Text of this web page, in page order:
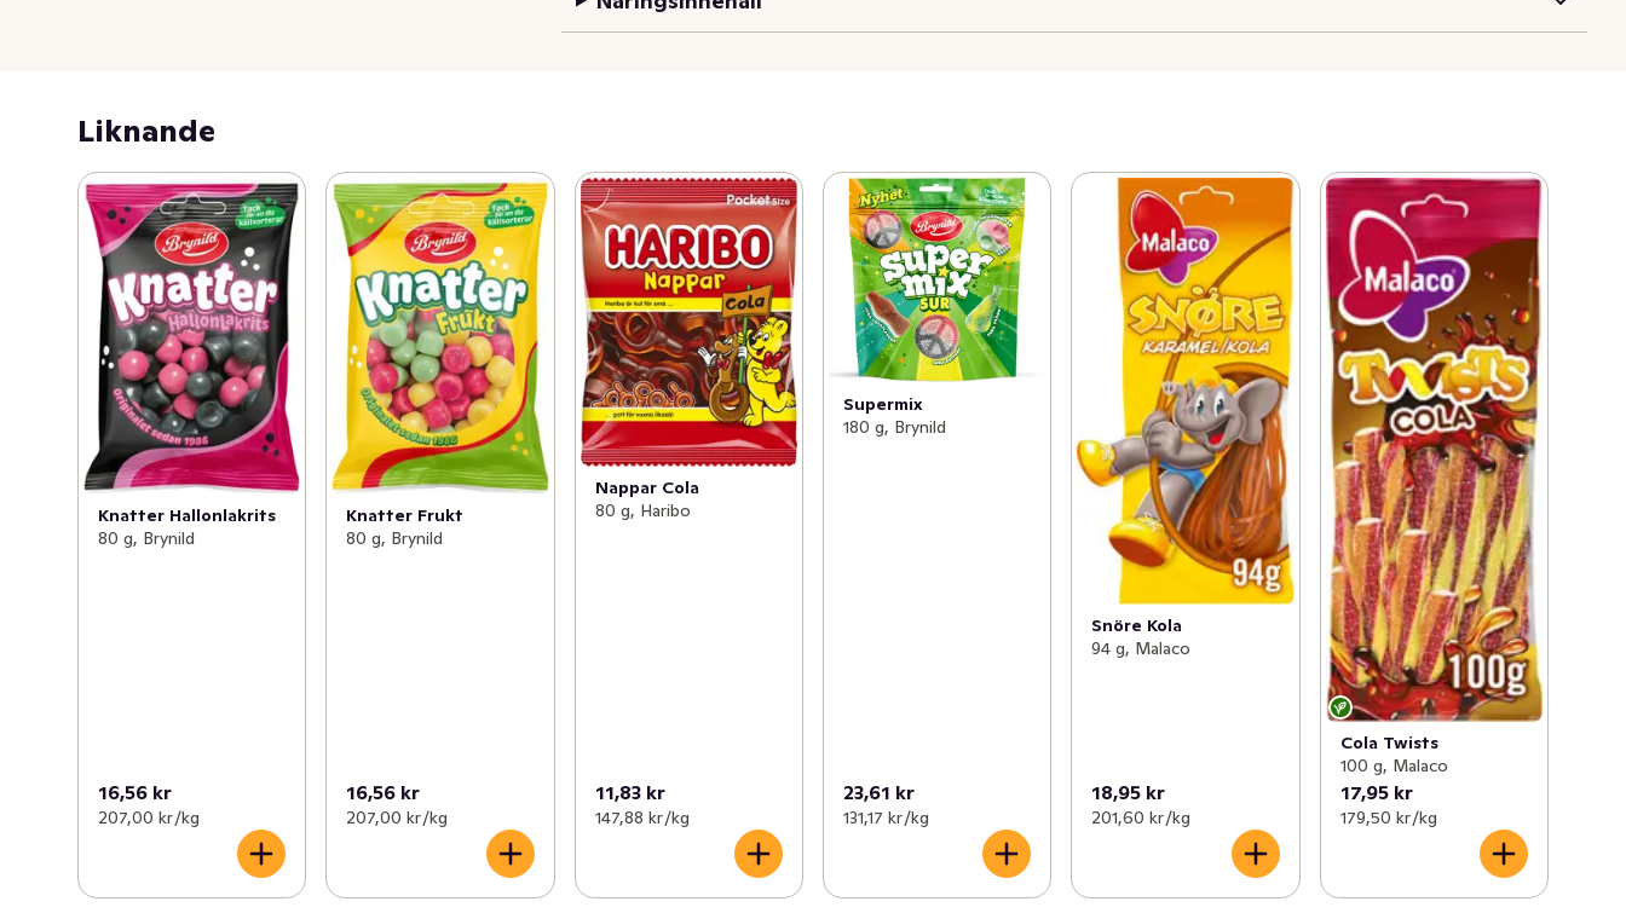
Liknande
Knatter Hallonlakrits
80 g, Brynild
16,56 kr
207,00 kr /kg
Knatter Frukt
80 g, Brynild
16,56 kr
207,00 kr /kg
Nappar Cola
80 g, Haribo
11,83 kr
147,88 kr /kg
Supermix
180 g, Brynild
23,61 kr
131,17 kr /kg
Snöre Kola
94 g, Malaco
18,95 kr
201,60 kr /kg
Cola Twists
100 g, Malaco
17,95 kr
179,50 kr /kg